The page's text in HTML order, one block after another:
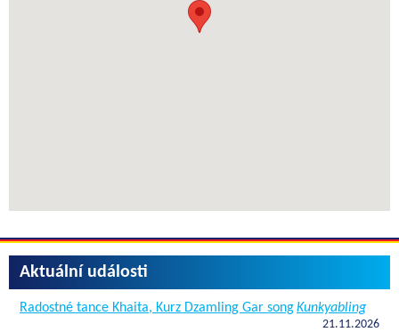
Aktuální události
Radostné tance Khaita, Kurz Dzamling Gar songKunkyabling
21.11.2026